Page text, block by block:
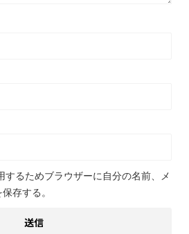
するためブラウザーに自分の名前、メ
存する。